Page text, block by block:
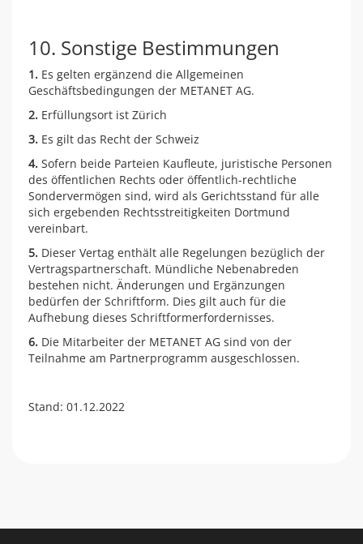
10. Sonstige Bestimmungen
1. Es gelten ergänzend die Allgemeinen
Geschäftsbedingungen der METANET AG.
2. Erfüllungsort ist Zürich
3. Es gilt das Recht der Schweiz
4. Sofern beide Parteien Kaufleute, juristische Personen
des öffentlichen Rechts oder öffentlich-rechtliche
Sondervermögen sind, wird als Gerichtsstand für alle
sich ergebenden Rechtsstreitigkeiten Dortmund
vereinbart.
5. Dieser Vertag enthält alle Regelungen bezüglich der
Vertragspartnerschaft. Mündliche Nebenabreden
bestehen nicht. Änderungen und Ergänzungen
bedürfen der Schriftform. Dies gilt auch für die
Aufhebung dieses Schriftformerfordernisses.
6. Die Mitarbeiter der METANET AG sind von der
Teilnahme am Partnerprogramm ausgeschlossen.
Stand: 01.12.2022